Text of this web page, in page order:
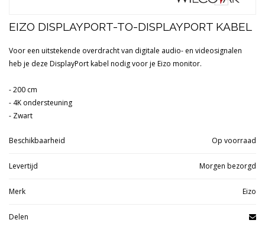
EIZO DISPLAYPORT-TO-DISPLAYPORT KABEL
Voor een uitstekende overdracht van digitale audio- en videosignalen
heb je deze DisplayPort kabel nodig voor je Eizo monitor.
- 200 cm
- 4K ondersteuning
- Zwart
Beschikbaarheid Op voorraad
Levertijd Morgen bezorgd
Merk Eizo
Delen